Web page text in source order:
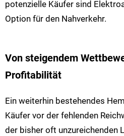
potenzielle Käufer sind
Option für den Nahverkehr.
Von steigendem
Profitabilität
Ein weiterhin bestehendes
Käufer vor der fehlenden
der bisher oft unzureichenden